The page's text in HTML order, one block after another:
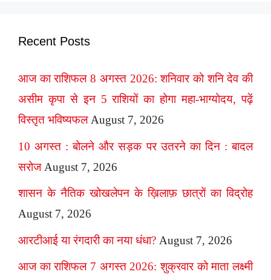
Recent Posts
आज का राशिफल 8 अगस्त 2026: शनिवार को शनि देव की
असीम कृपा से इन 5 राशियों का होगा महा-भाग्योदय, पढ़ें
विस्तृत भविष्यफल August 7, 2026
10 अगस्त : बोलने और सड़क पर उतरने का दिन : बादल
सरोज August 7, 2026
शासन के नैतिक खोखलेपन के ख़िलाफ़ छात्रों का विद्रोह
August 7, 2026
आरटीआई या रंगदारी का नया धंधा? August 7, 2026
आज का राशिफल 7 अगस्त 2026: शुक्रवार को माता लक्ष्मी